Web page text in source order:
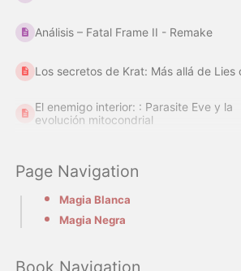
Análisis – Fatal Frame II - Remake
Los secretos de Krat: Más allá de Lies
El enemigo interior: : Parasite Eve y la
evolución mitocondrial
Page Navigation
Magia Blanca
Magia Negra
Book Navigation